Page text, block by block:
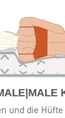
und die